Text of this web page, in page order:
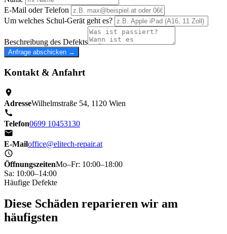
E-Mail oder Telefon
Um welches Schul-Gerät geht es?
Beschreibung des Defekts
Anfrage abschicken →
Kontakt & Anfahrt
AdresseWilhelmstraße 54, 1120 Wien
Telefon0699 10453130
E-Mailoffice@elitech-repair.at
ÖffnungszeitenMo–Fr: 10:00–18:00
Sa: 10:00–14:00
Häufige Defekte
Diese Schäden reparieren wir am
häufigsten